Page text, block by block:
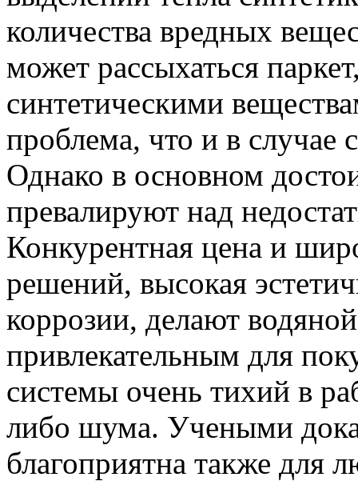
количества вредных
может рассыхаться
синтетическими
проблема, что и в случае
Однако в основном
превалируют над
Конкурентная цена и
решений, высокая
коррозии, делают
привлекательным для
системы очень тихий в
либо шума. Учеными
благоприятна также для